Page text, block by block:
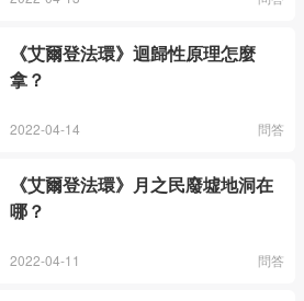
《艾爾登法環》迴歸性原理怎麼
拿？
2022-04-14 問答
《艾爾登法環》月之民廢墟地洞在
哪？
2022-04-11 問答